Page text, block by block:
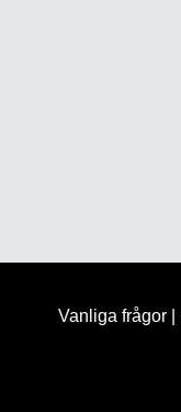
Vanliga frågor|